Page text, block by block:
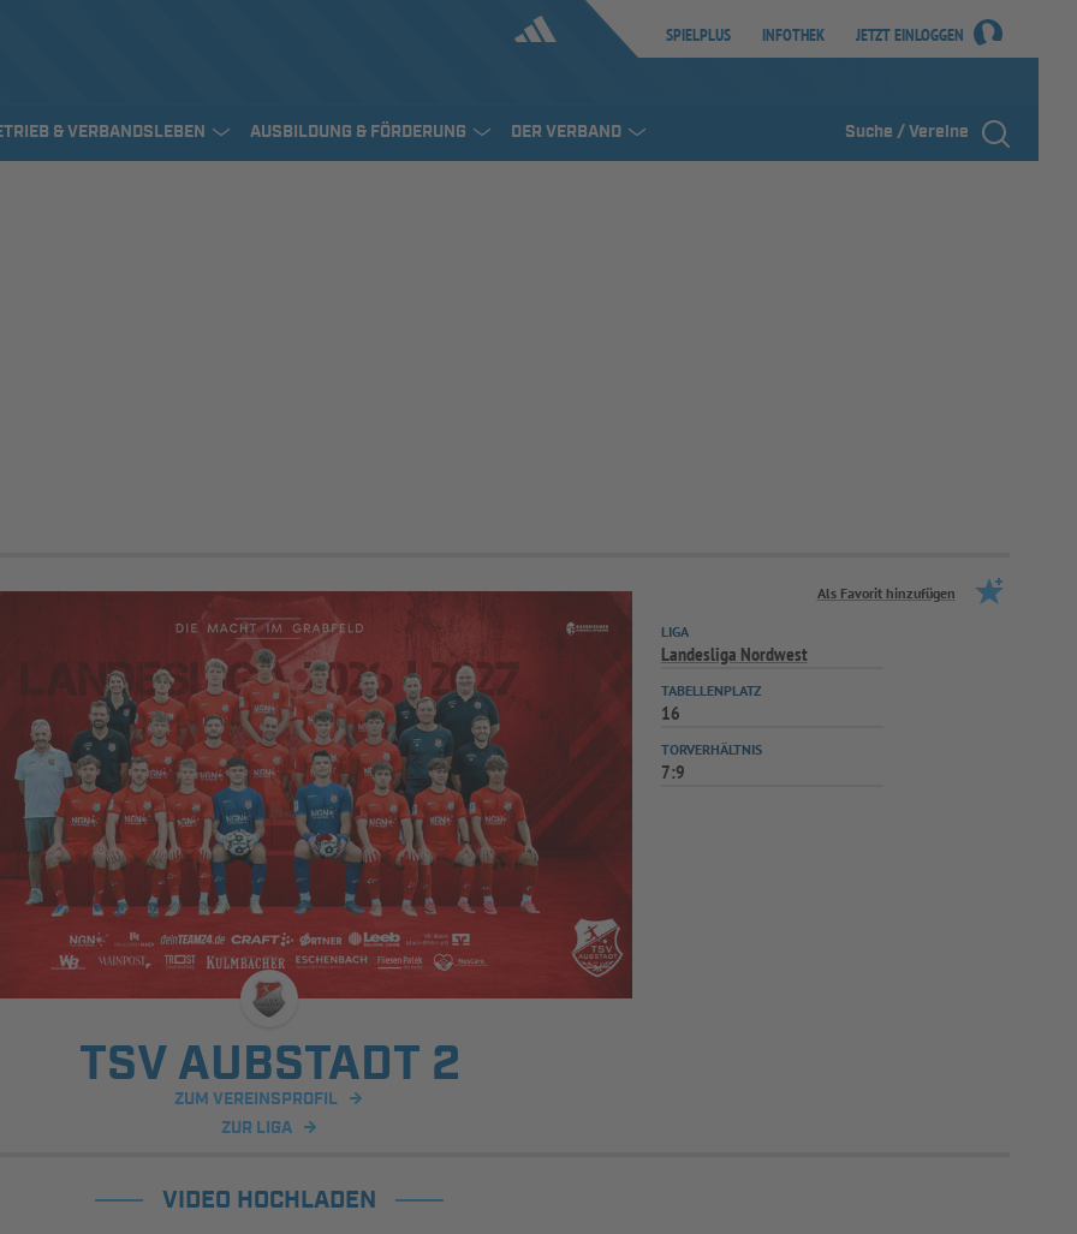
SPIELPLUS INFOTHEK JETZT EINLOGGEN
& VERBANDSLEBEN AUSBILDUNG & FÖRDERUNG DER VERBAND Suche / Vereine
Als Favorit hinzufügen
TSV AUBSTADT 2
ZUM VEREINSPROFIL
ZUR LIGA
LIGA
Landesliga Nordwest
TABELLENPLATZ
16
TORVERHÄLTNIS
7:9
VIDEO HOCHLADEN